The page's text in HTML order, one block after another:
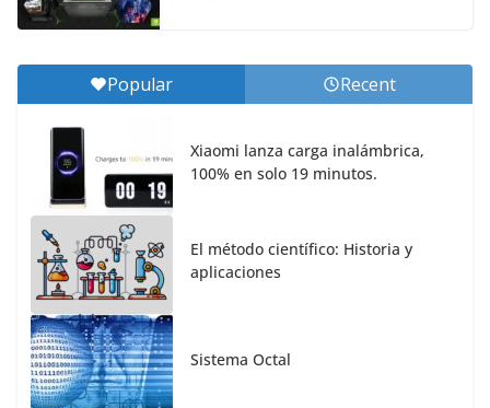
Popular Recent
Xiaomi lanza carga inalámbrica,
100% en solo 19 minutos.
El método científico: Historia y
aplicaciones
Sistema Octal